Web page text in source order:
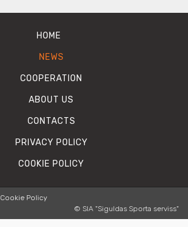
HOME
NEWS
COOPERATION
ABOUT US
CONTACTS
PRIVACY POLICY
COOKIE POLICY
Cookie Policy
© SIA "Siguldas Sporta serviss"